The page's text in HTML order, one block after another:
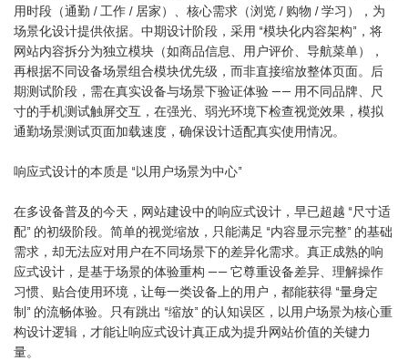
用时段（通勤 / 工作 / 居家）、核心需求（浏览 / 购物 / 学习），为
场景化设计提供依据。中期设计阶段，采用 “模块化内容架构”，将
网站内容拆分为独立模块（如商品信息、用户评价、导航菜单），
再根据不同设备场景组合模块优先级，而非直接缩放整体页面。后
期测试阶段，需在真实设备与场景下验证体验 —— 用不同品牌、尺
寸的手机测试触屏交互，在强光、弱光环境下检查视觉效果，模拟
通勤场景测试页面加载速度，确保设计适配真实使用情况。
响应式设计的本质是 “以用户场景为中心”
在多设备普及的今天，网站建设中的响应式设计，早已超越 “尺寸适
配” 的初级阶段。简单的视觉缩放，只能满足 “内容显示完整” 的基础
需求，却无法应对用户在不同场景下的差异化需求。真正成熟的响
应式设计，是基于场景的体验重构 —— 它尊重设备差异、理解操作
习惯、贴合使用环境，让每一类设备上的用户，都能获得 “量身定
制” 的流畅体验。只有跳出 “缩放” 的认知误区，以用户场景为核心重
构设计逻辑，才能让响应式设计真正成为提升网站价值的关键力
量。